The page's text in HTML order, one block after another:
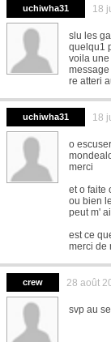
uchiwha31 18
slu les
quelqu1
voila une
re atteri
uchiwha31 18
o
merci
et o faite
ou bien
peut m'
est ce
merci de
crew 28 août
svp au